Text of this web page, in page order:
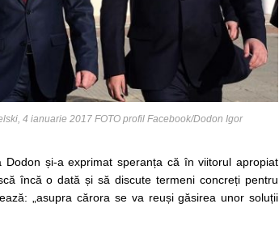
4 ianuarie 2017 FOTO profil Facebook/Dodon Igor
și-a exprimat speranța că în viitorul apropiat
încă o dată și să discute termeni concreți pentru
„asupra cărora se va reuși găsirea unor soluții